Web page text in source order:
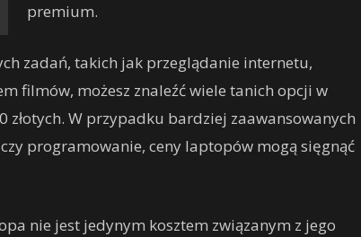
premium.
zadań, takich jak przeglądanie internetu,
filmów, możesz znaleźć wiele tanich opcji w
złotych. W przypadku bardziej zaawansowanych
programowanie, ceny laptopów mogą sięgnąć
nie jest jedynym kosztem związanym z jego